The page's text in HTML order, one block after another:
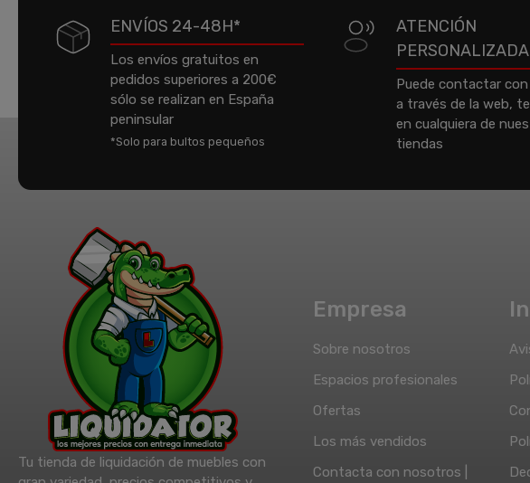
ENVÍOS 24-48H*
Los envíos gratuitos en
pedidos superiores a 200€
sólo se realizan en España
peninsular
*Solo para bultos pequeños
ATENCIÓN
PERSONALIZADA
Puede contactar
a través de la web,
en cualquiera de
tiendas
Tu tienda de liquidación de muebles con
Empresa
Sobre nosotros
Espacios profesionales
Ofertas
Los más vendidos
Contacta con nosotros |